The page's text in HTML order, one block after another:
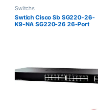
Switchs
Swtich Cisco Sb SG220-26-
K9-NA SG220-26 26-Port